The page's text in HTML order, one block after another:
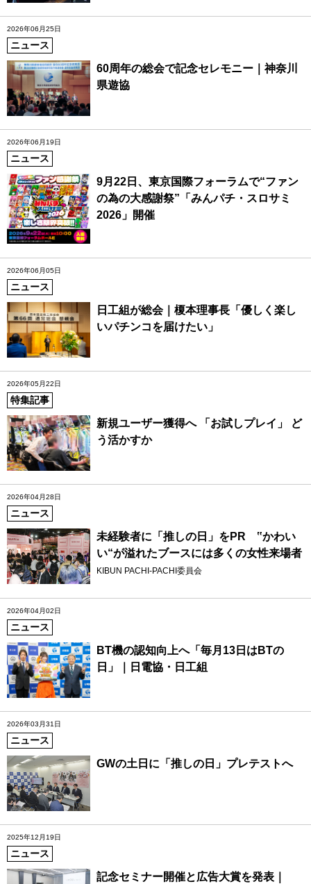
2026年06月25日
ニュース
60周年の総会で記念セレモニー｜神奈川
県遊協
2026年06月19日
ニュース
9月22日、東京国際フォーラムで“ファン
の為の大感謝祭”「みんパチ・スロサミ
2026」開催
2026年06月05日
ニュース
日工組が総会｜榎本理事長「優しく楽し
いパチンコを届けたい」
2026年05月22日
特集記事
新規ユーザー獲得へ 「お試しプレイ」 ど
う活かすか
2026年04月28日
ニュース
未経験者に「推しの日」をPR ‟かわい
い“が溢れたブースには多くの女性来場者
KIBUN PACHI-PACHI委員会
2026年04月02日
ニュース
BT機の認知向上へ「毎月13日はBTの
日」｜日電協・日工組
2026年03月31日
ニュース
GWの土日に「推しの日」プレテストへ
2025年12月19日
ニュース
記念セミナー開催と広告大賞を発表｜